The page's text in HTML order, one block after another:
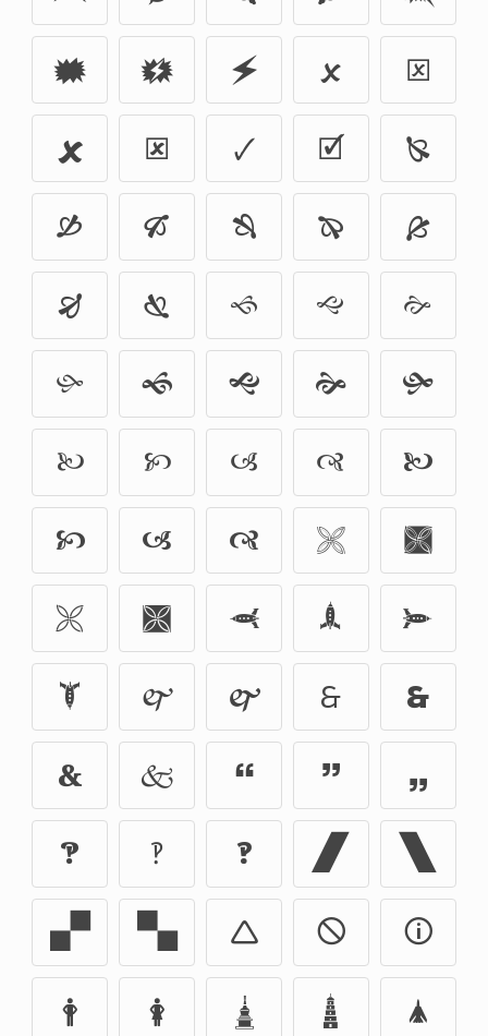
🗰
🗱 🗲 🗴
🗵
🗶
🗷 🗸 🗹
🙐
🙑
🙒 🙓 🙔
🙕
🙖
🙗 🙘 🙙
🙚
🙛
🙜 🙝 🙞
🙟
🙠
🙡 🙢 🙣
🙤
🙥
🙦 🙧 🙨
🙩
🙪
🙫 🙬 🙭
🙮
🙯
🙰 🙱 🙲
🙳
🙴
🙵 🙶 🙷
🙸
🙹
🙺 🙻 🙼
🙽
🙾
🙿 🛆 🛇
🛈
🛉
🛊 🛓 🛔
🛦